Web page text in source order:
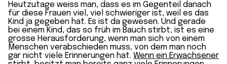
Heutzutage weiss man, dass es im Gegenteil danach
für diese Frauen viel, viel schwieriger ist, weil es das
Kind ja gegeben hat. Es ist da gewesen. Und gerade
bei einem Kind, das so früh im Bauch stirbt, ist es eine
grosse Herausforderung, wenn man sich von einem
Menschen verabschieden muss, von dem man noch
gar nicht viele Erinnerungen hat. Wenn ein Erwachsener